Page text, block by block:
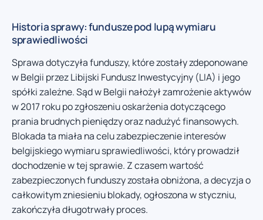
Historia sprawy: fundusze pod lupą wymiaru
sprawiedliwości
Sprawa dotyczyła funduszy, które zostały zdeponowane
w Belgii przez Libijski Fundusz Inwestycyjny (LIA) i jego
spółki zależne. Sąd w Belgii nałożył zamrożenie aktywów
w 2017 roku po zgłoszeniu oskarżenia dotyczącego
prania brudnych pieniędzy oraz nadużyć finansowych.
Blokada ta miała na celu zabezpieczenie interesów
belgijskiego wymiaru sprawiedliwości, który prowadził
dochodzenie w tej sprawie. Z czasem wartość
zabezpieczonych funduszy została obniżona, a decyzja o
całkowitym zniesieniu blokady, ogłoszona w styczniu,
zakończyła długotrwały proces.